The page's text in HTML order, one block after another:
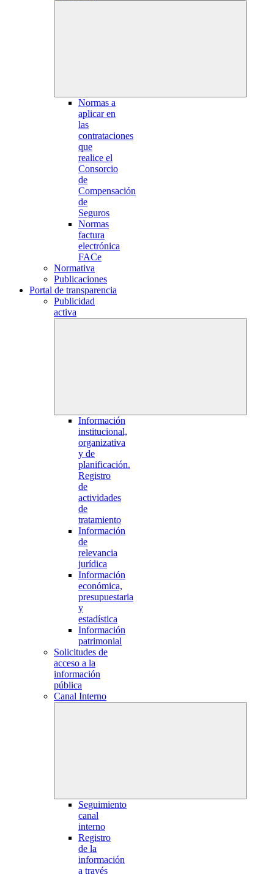
Normas a
aplicar en
las
contrataciones
que
realice el
Consorcio
de
Compensación
de
Seguros
Normas
factura
electrónica
FACe
Normativa
Publicaciones
Portal de transparencia
Publicidad
activa
Información
institucional,
organizativa
y de
planificación.
Registro
de
actividades
de
tratamiento
Información
de
relevancia
jurídica
Información
económica,
presupuestaria
y
estadística
Información
patrimonial
Solicitudes de
acceso a la
información
pública
Canal Interno
Seguimiento
canal
interno
Registro
de la
información
a través